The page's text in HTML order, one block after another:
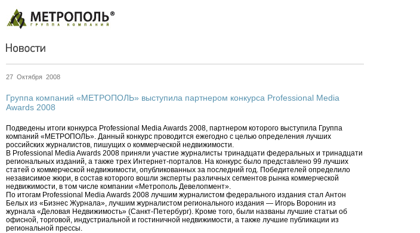
27 Октября 2008
Группа компаний «МЕТРОПОЛЬ» выступила партнером конкурса Professional Media
Awards 2008
Подведены итоги конкурса Professional Media Awards 2008, партнером которого выступила Группа
компаний «МЕТРОПОЛЬ». Данный конкурс проводится ежегодно с целью определения лучших
российских журналистов, пишущих о коммерческой недвижимости.
В Professional Media Awards 2008 приняли участие журналисты тринадцати федеральных и тринадцати
региональных изданий, а также трех Интернет-порталов. На конкурс было представлено 99 лучших
статей о коммерческой недвижимости, опубликованных за последний год. Победителей определило
независимое жюри, в состав которого вошли эксперты различных сегментов рынка коммерческой
недвижимости, в том числе компании «Метрополь Девелопмент».
По итогам Professional Media Awards 2008 лучшим журналистом федерального издания стал Антон
Белых из «Бизнес Журнала», лучшим журналистом регионального издания — Игорь Воронин из
журнала «Деловая Недвижимость» (Санкт-Петербург). Кроме того, были названы лучшие статьи об
офисной, торговой, индустриальной и гостиничной недвижимости, а также лучшие публикации из
региональной прессы.